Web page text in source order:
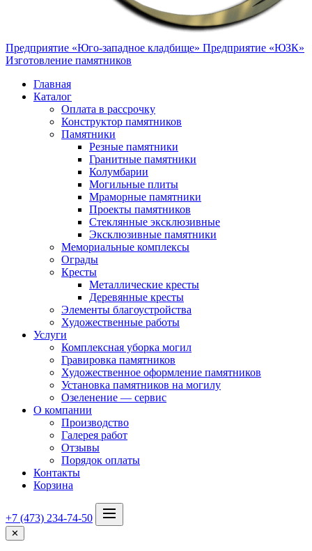
Предприятие «Юго-западное кладбище» Предприятие «ЮЗК»
Изготовление памятников
Главная
Каталог
Оплата в рассрочку
Конструктор памятников
Памятники
Резные памятники
Гранитные памятники
Колумбарии
Могильные плиты
Мраморные памятники
Проекты памятников
Стеклянные эксклюзивные
Эксклюзивные памятники
Мемориальные комплексы
Ограды
Кресты
Металлические кресты
Деревянные кресты
Элементы благоустройства
Художественные работы
Услуги
Комплексная уборка могил
Гравировка памятников
Художественное оформление памятников
Установка памятников на могилу
Озеленение — сервис
О компании
Производство
Галерея работ
Отзывы
Порядок оплаты
Контакты
Корзина
+7 (473) 234-74-50
✕